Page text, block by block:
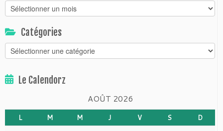
Archivorz
Catégories
Catégories
Le Calendorz
AOÛT 2026
L M M J V S
D